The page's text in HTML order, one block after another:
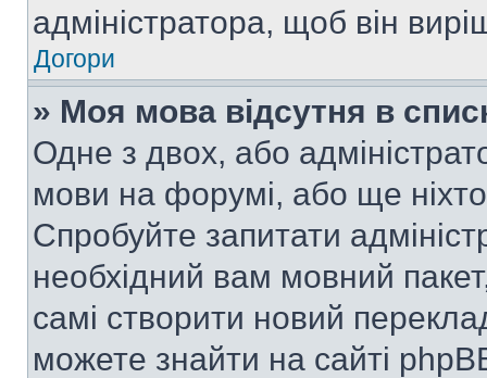
адміністратора, щоб він
Догори
» Моя мова відсутня в
Одне з двох, або
мови на форумі, або ще
Спробуйте запитати
необхідний вам мовний
самі створити новий
можете знайти на сайті